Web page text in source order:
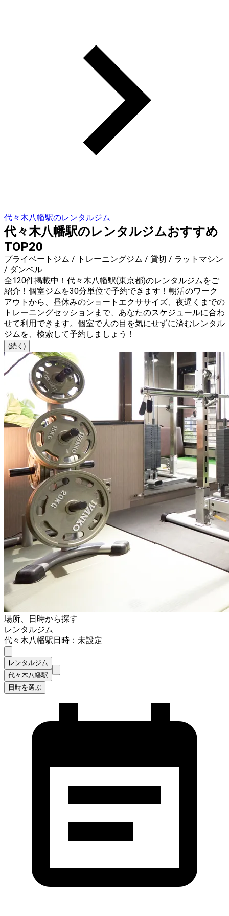
代々木八幡駅のレンタルジム
代々木八幡駅のレンタルジムおすすめ
TOP20
プライベートジム / トレーニングジム / 貸切 / ラットマシン
/ ダンベル
全120件掲載中！代々木八幡駅(東京都)のレンタルジムをご
紹介！個室ジムを30分単位で予約できます！朝活のワーク
アウトから、昼休みのショートエクササイズ、夜遅くまでの
トレーニングセッションまで、あなたのスケジュールに合わ
せて利用できます。個室で人の目を気にせずに済むレンタル
ジムを、検索して予約しましょう！
(続く)
場所、日時から探す
レンタルジム
代々木八幡駅日時：未設定
レンタルジム
代々木八幡駅
日時を選ぶ